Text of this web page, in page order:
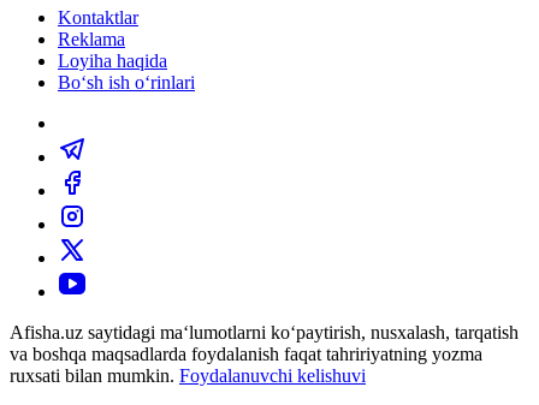
Kontaktlar
Reklama
Loyiha haqida
Bo‘sh ish o‘rinlari
Afisha.uz saytidagi ma‘lumotlarni ko‘paytirish, nusxalash, tarqatish
va boshqa maqsadlarda foydalanish faqat tahririyatning yozma
ruxsati bilan mumkin. Foydalanuvchi kelishuvi